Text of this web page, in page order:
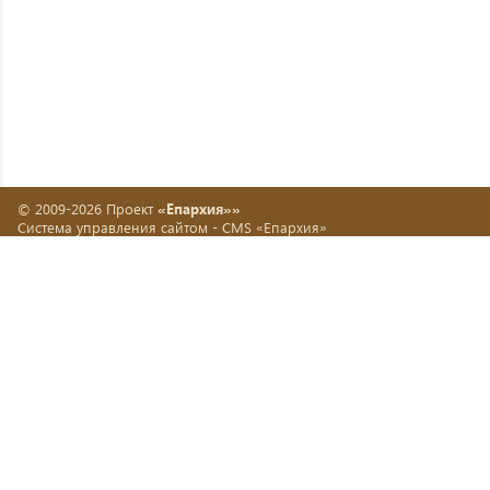
© 2009-2026 Проект «Епархия»»
Система управления сайтом - CMS «Епархия»